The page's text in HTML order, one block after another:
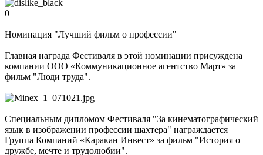
0
Номинация "Лучший фильм о профессии"
Главная награда Фестиваля в этой номинации присуждена
компании ООО «Коммуникационное агентство Март» за
фильм "Люди труда".
Специальным дипломом Фестиваля "За кинематографический
язык в изображении профессии шахтера" награждается
Группа Компаний «Каракан Инвест» за фильм "История о
дружбе, мечте и трудолюбии".